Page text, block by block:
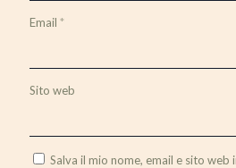
Email *
Sito web
Salva il mio nome, email e sito